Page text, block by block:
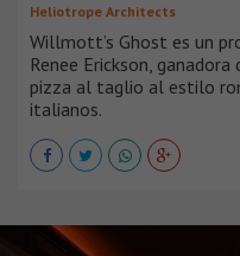
Heliotrope Architects
Willmott’s Ghost es un
Renee Erickson,
pizza al taglio al estilo
italianos.